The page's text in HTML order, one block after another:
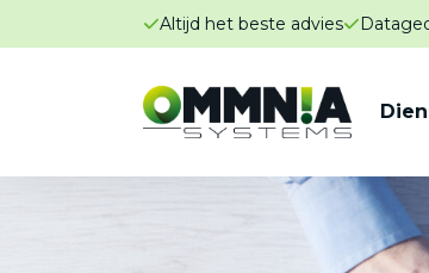
Altijd het beste advies